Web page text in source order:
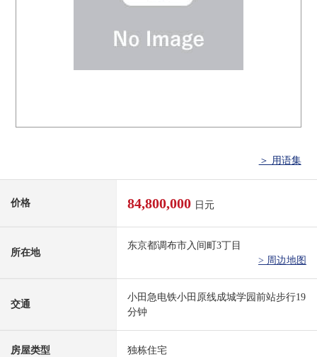
＞ 用语集
价格 84,800,000 日元
所在地
东京都调布市入间町3丁目
> 周边地图
交通
小田急电铁小田原线成城学园前站步行19
分钟
房屋类型 独栋住宅